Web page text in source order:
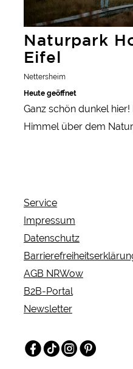
Naturpark
Eifel
Nettersheim
Heute geöffnet
Ganz schön dunkel
Himmel über dem
Seenlandschaft an.
Service
Impressum
Datenschutz
AGB NRWow
B2B-Portal
Newsletter
Facebook
TikTokInstagramPinterest